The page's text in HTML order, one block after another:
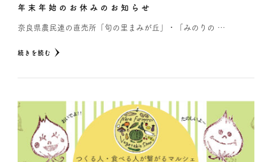
年末年始のお休みのお知らせ
奈良県農民連の直売所「旬の里まみが丘」・「みのりの …
続きを読む